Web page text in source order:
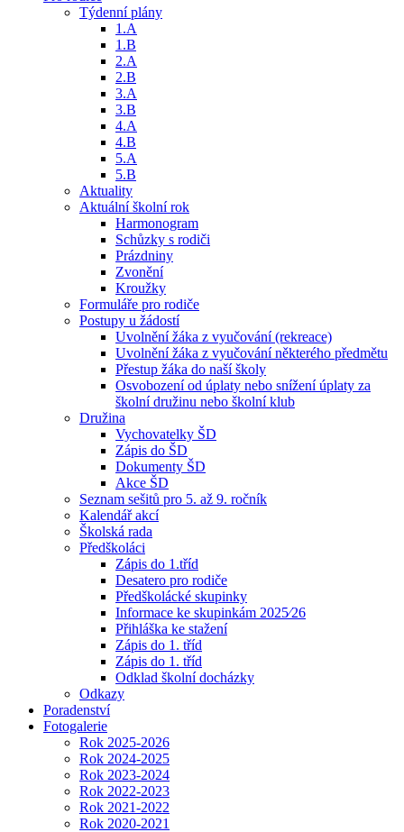
Týdenní plány
1.A
1.B
2.A
2.B
3.A
3.B
4.A
4.B
5.A
5.B
Aktuality
Aktuální školní rok
Harmonogram
Schůzky s rodiči
Prázdniny
Zvonění
Kroužky
Formuláře pro rodiče
Postupy u žádostí
Uvolnění žáka z vyučování (rekreace)
Uvolnění žáka z vyučování některého předmětu
Přestup žáka do naší školy
Osvobození od úplaty nebo snížení úplaty za
školní družinu nebo školní klub
Družina
Vychovatelky ŠD
Zápis do ŠD
Dokumenty ŠD
Akce ŠD
Seznam sešitů pro 5. až 9. ročník
Kalendář akcí
Školská rada
Předškoláci
Zápis do 1.tříd
Desatero pro rodiče
Předškolácké skupinky
Informace ke skupinkám 2025⁄26
Přihláška ke stažení
Zápis do 1. tříd
Zápis do 1. tříd
Odklad školní docházky
Odkazy
Poradenství
Fotogalerie
Rok 2025-2026
Rok 2024-2025
Rok 2023-2024
Rok 2022-2023
Rok 2021-2022
Rok 2020-2021